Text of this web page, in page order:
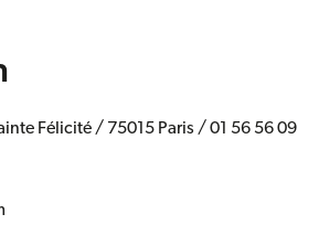
Félicité / 75015 Paris / 01 56 56 09